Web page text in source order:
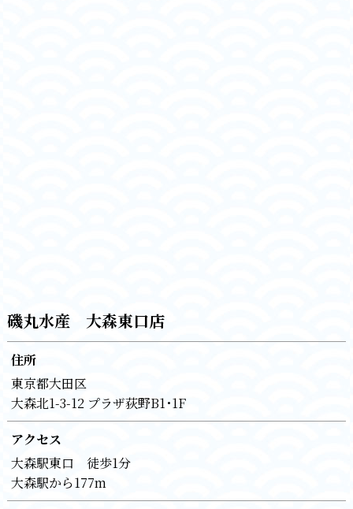
磯丸水産 大森東口店
住所
東京都大田区
大森北1-3-12 プラザ荻野B1･1F
アクセス
大森駅東口 徒歩1分
大森駅から177m